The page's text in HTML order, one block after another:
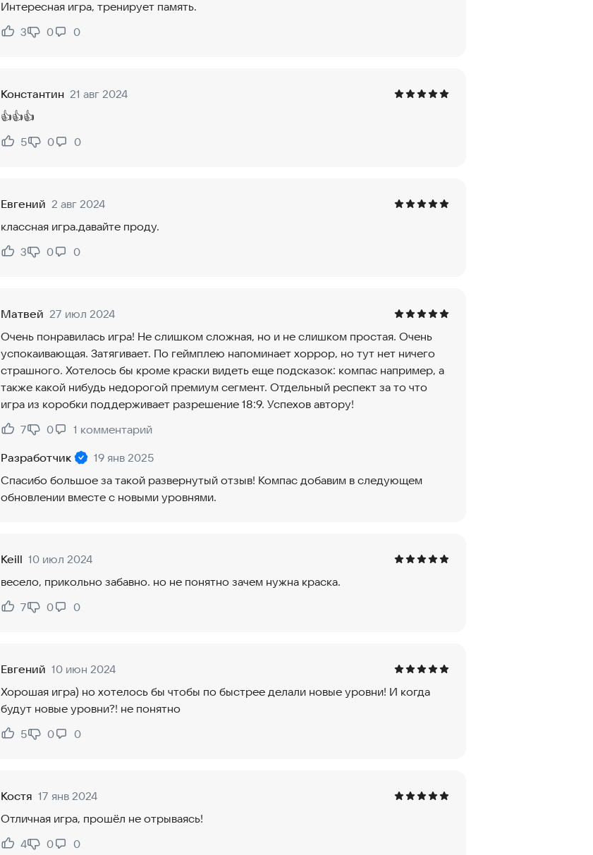
Интересная игра, тренирует память.
Нравится:
3
Не нравится:
0 0
Константин 21 авг 2024
👍👍👍
Нравится:
5
Не нравится:
0 0
Евгений 2 авг 2024
классная игра.давайте проду.
Нравится:
3
Не нравится:
0 0
Матвей 27 июл 2024
Очень понравилась игра! Не слишком сложная, но и не слишком простая. Очень
успокаивающая. Затягивает. По геймплею напоминает хоррор, но тут нет ничего
страшного. Хотелось бы кроме краски видеть еще подсказок: компас например, а
также какой нибудь недорогой премиум сегмент. Отдельный респект за то что
игра из коробки поддерживает разрешение 18:9. Успехов автору!
Нравится:
7
Не нравится:
0 1 комментарий
Разработчик
19 янв 2025
Спасибо большое за такой развернутый отзыв! Компас добавим в следующем
обновлении вместе с новыми уровнями.
Keill 10 июл 2024
весело, прикольно забавно. но не понятно зачем нужна краска.
Нравится:
7
Не нравится:
0 0
Евгений 10 июн 2024
Хорошая игра) но хотелось бы чтобы по быстрее делали новые уровни! И когда
будут новые уровни?! не понятно
Нравится:
5
Не нравится:
0 0
Костя 17 янв 2024
Отличная игра, прошёл не отрываясь!
Нравится:
4
Не нравится:
0 0